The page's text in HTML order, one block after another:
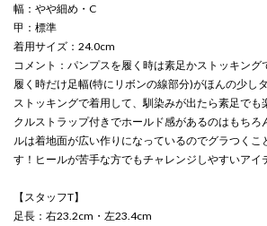
幅：やや細め・C
甲：標準
着用サイズ：24.0cm
コメント：パンプスを履く時は素足かストッキング
履く時だけ足幅(特にリボンの線部分)がほんの少し
ストッキングで着用して、馴染みが出たら素足でも
クルストラップ付きでホールド感があるのはもち
ルは着地面が広い作りになっているのでグラつくこ
す！ヒールが苦手な方でもチャレンジしやすいアイ
【スタッフT】
足長：右23.2cm・左23.4cm